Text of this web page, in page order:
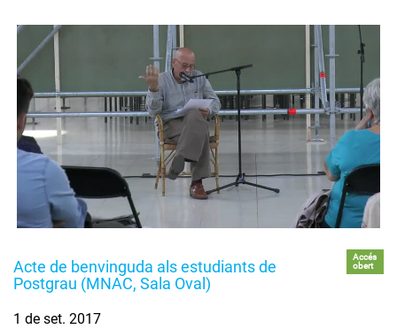
Acte de benvinguda als estudiants de
Postgrau (MNAC, Sala Oval)
Accés
obert
1 de set. 2017